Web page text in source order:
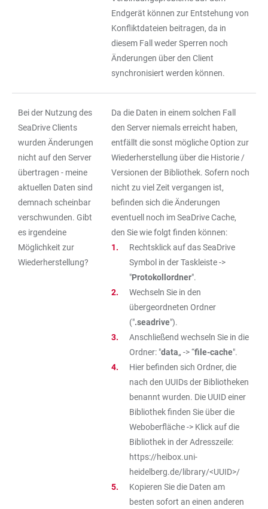
Endgerät können zur Entstehung von
Konfliktdateien beitragen, da in
diesem Fall weder Sperren noch
Änderungen über den Client
synchronisiert werden können.
Bei der Nutzung des
SeaDrive Clients
wurden Änderungen
nicht auf den Server
übertragen - meine
aktuellen Daten sind
demnach scheinbar
verschwunden. Gibt
es irgendeine
Möglichkeit zur
Wiederherstellung?
Da die Daten in einem solchen Fall
den Server niemals erreicht haben,
entfällt die sonst mögliche Option zur
Wiederherstellung über die Historie /
Versionen der Bibliothek. Sofern noch
nicht zu viel Zeit vergangen ist,
befinden sich die Änderungen
eventuell noch im SeaDrive Cache,
den Sie wie folgt finden können:
Rechtsklick auf das SeaDrive
Symbol in der Taskleiste ->
"Protokollordner".
Wechseln Sie in den
übergeordneten Ordner
(".seadrive").
Anschließend wechseln Sie in die
Ordner: "data„ -> “file-cache".
Hier befinden sich Ordner, die
nach den UUIDs der Bibliotheken
benannt wurden. Die UUID einer
Bibliothek finden Sie über die
Weboberfläche -> Klick auf die
Bibliothek in der Adresszeile:
https://heibox.uni-
heidelberg.de/library/<UUID>/
Kopieren Sie die Daten am
besten sofort an einen anderen